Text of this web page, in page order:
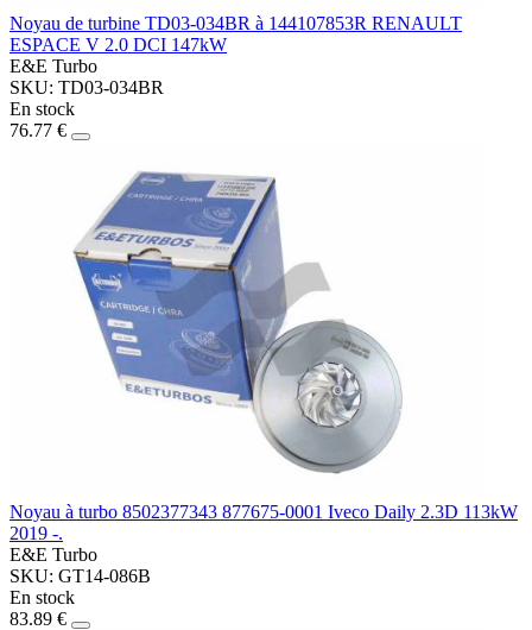
Noyau de turbine TD03-034BR à 144107853R RENAULT
ESPACE V 2.0 DCI 147kW
E&E Turbo
SKU: TD03-034BR
En stock
76.77 €
Noyau à turbo 8502377343 877675-0001 Iveco Daily 2.3D 113kW
2019 -.
E&E Turbo
SKU: GT14-086B
En stock
83.89 €